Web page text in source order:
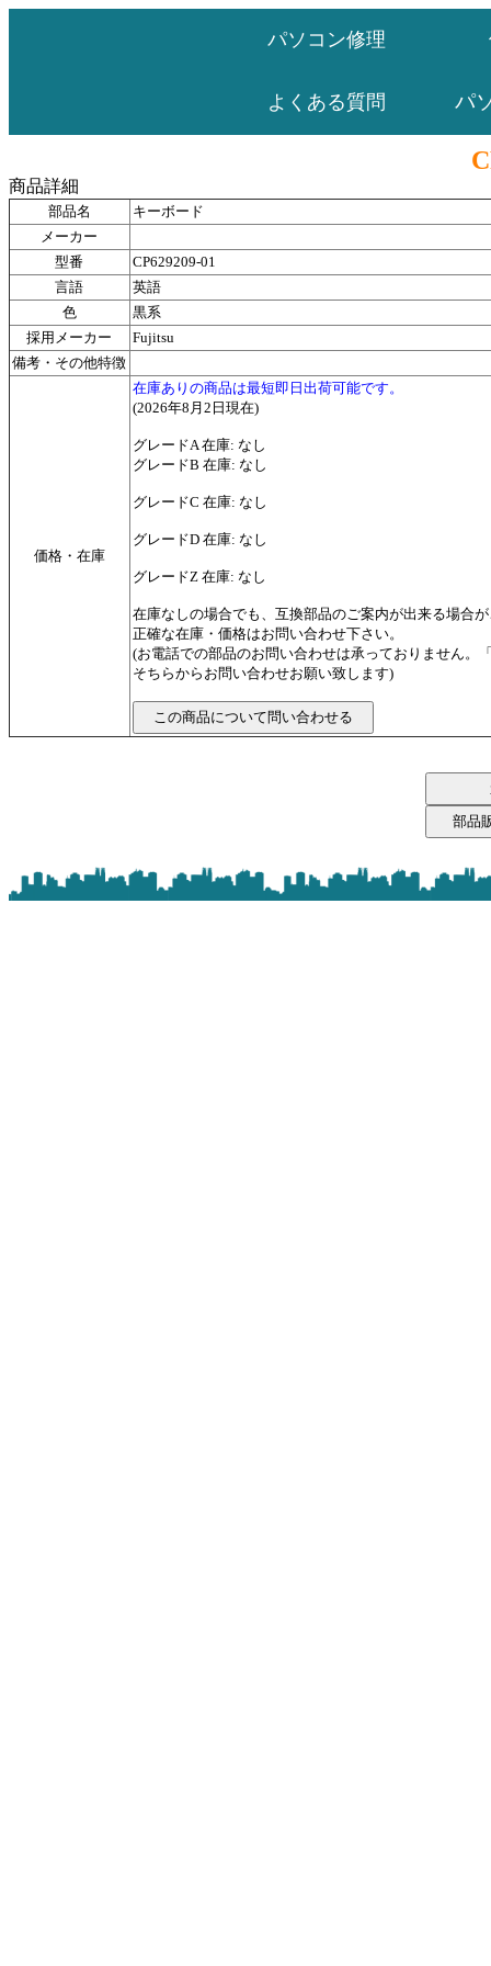
パソコン修理
よくある質問 パ
商品詳細
部品名
キーボード
メーカー
型番
CP629209-01
言語
英語
色
黒系
採用メーカー
Fujitsu
備考・その他特徴
価格・在庫
在庫ありの商品は最短即日出荷可能です。
(2026年8月2日現在)
グレードA 在庫: なし
グレードB 在庫: なし
グレードC 在庫: なし
グレードD 在庫: なし
グレードZ 在庫: なし
在庫なしの場合でも、互換部品のご案内が出来る場合
正確な在庫・価格はお問い合わせ下さい。
(お電話での部品のお問い合わせは承っておりません。
そちらからお問い合わせお願い致します)